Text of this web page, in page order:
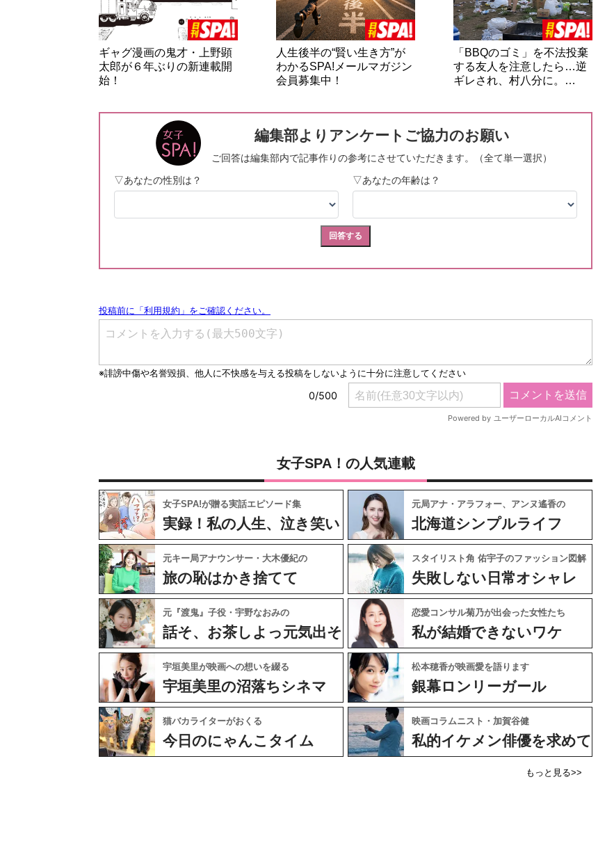
ギャグ漫画の鬼才・上野顕
太郎が６年ぶりの新連載開
始！
人生後半の“賢い生き方”が
わかるSPA!メールマガジン
会員募集中！
「BBQのゴミ」を不法投棄
する友人を注意したら…逆
ギレされ、村八分に。…
女子SPA！の人気連載
女子SPA!が贈る実話エピソード集
実録！私の人生、泣き笑い
元局アナ・アラフォー、アンヌ遙香の
北海道シンプルライフ
元キー局アナウンサー・大木優紀の
旅の恥はかき捨てて
スタイリスト角 佑宇子のファッション図解
失敗しない日常オシャレ
元『渡鬼』子役・宇野なおみの
話そ、お茶しよっ元気出そ
恋愛コンサル菊乃が出会った女性たち
私が結婚できないワケ
宇垣美里が映画への想いを綴る
宇垣美里の沼落ちシネマ
松本穂香が映画愛を語ります
銀幕ロンリーガール
猫バカライターがおくる
今日のにゃんこタイム
映画コラムニスト・加賀谷健
私的イケメン俳優を求めて
もっと見る>>